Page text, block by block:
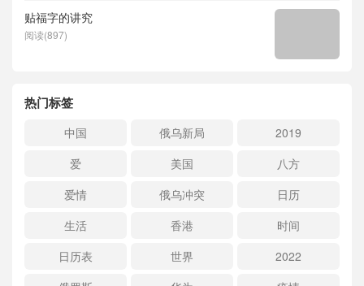
贴福字的讲究
阅读(897)
热门标签
中国 俄乌新局
2019
爱
美国
八方
爱情
俄乌冲突
日历
生活
香港
时间
日历表
世界
2022